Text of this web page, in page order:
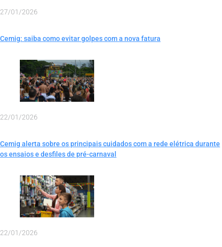
27/01/2026
Cemig: saiba como evitar golpes com a nova fatura
22/01/2026
Cemig alerta sobre os principais cuidados com a rede elétrica durante
os ensaios e desfiles de pré-carnaval
22/01/2026